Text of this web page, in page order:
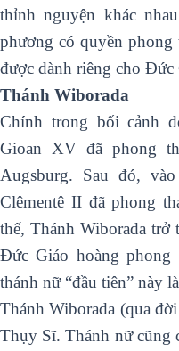
thỉnh nguyện khác
phương có quyền phong
được dành riêng cho Đức
Thánh Wiborada
Chính trong bối cảnh
Gioan XV đã phong
Augsburg. Sau đó,
Clêmentê II đã phong
thế, Thánh Wiborada
Đức Giáo hoàng
thánh nữ “đầu tiên” này
Thánh Wiborada (qua
Thụy Sĩ. Thánh nữ cũng